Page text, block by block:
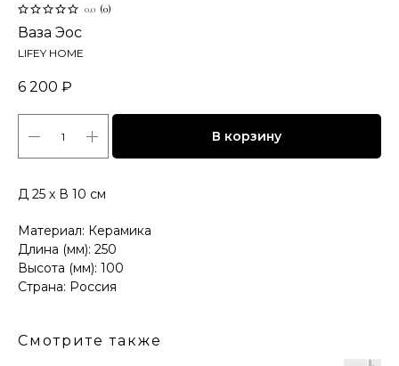
0.0 (0)
Ваза Эос
LIFEY HOME
6 200 ₽
В корзину
Д 25 х В 10 см
Материал: Керамика
Длина (мм): 250
Высота (мм): 100
Страна: Россия
Смотрите также